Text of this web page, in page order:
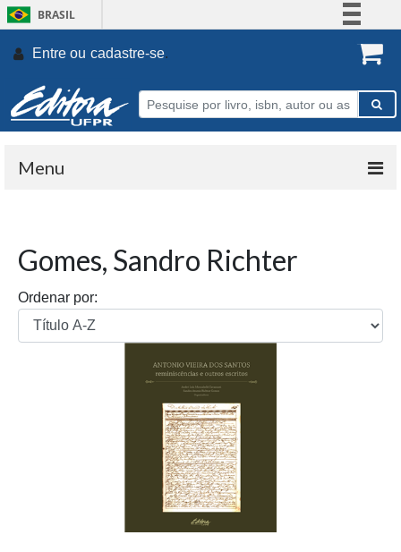
BRASIL
Participe
Entre ou cadastre-se.
Menu
Gomes, Sandro Richter
Ordenar por: